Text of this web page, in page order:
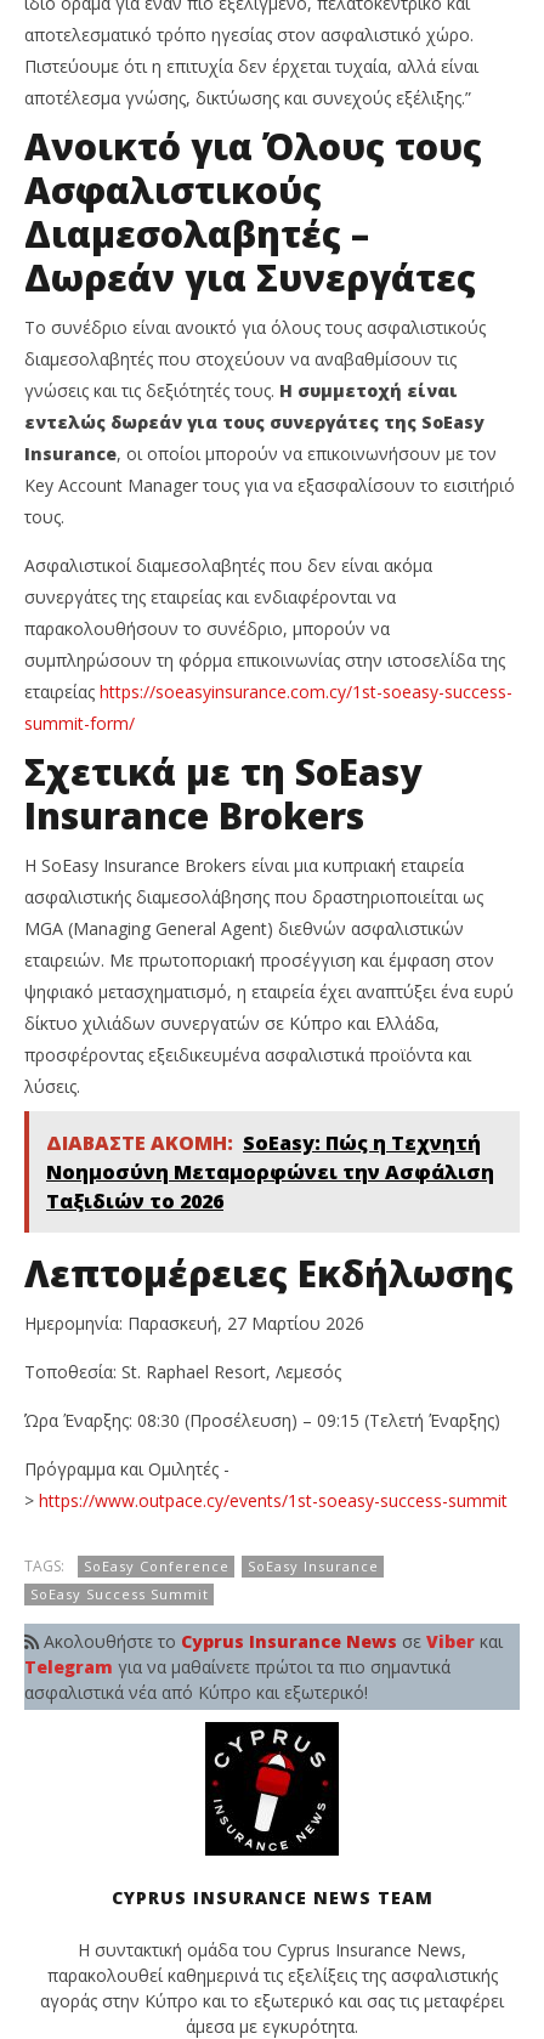
αποτελεσματικό τρόπο ηγεσίας στον ασφαλιστικό χώρο.
Πιστεύουμε ότι η επιτυχία δεν έρχεται τυχαία, αλλά είναι
αποτέλεσμα γνώσης, δικτύωσης και συνεχούς εξέλιξης.”
Ανοικτό για Όλους τους
Ασφαλιστικούς
Διαμεσολαβητές –
Δωρεάν για Συνεργάτες
Το συνέδριο είναι ανοικτό για όλους τους ασφαλιστικούς
διαμεσολαβητές που στοχεύουν να αναβαθμίσουν τις
γνώσεις και τις δεξιότητές τους. Η συμμετοχή είναι
εντελώς δωρεάν για τους συνεργάτες της SoEasy
Insurance, οι οποίοι μπορούν να επικοινωνήσουν με τον
Key Account Manager τους για να εξασφαλίσουν το εισιτήριό
τους.
Ασφαλιστικοί διαμεσολαβητές που δεν είναι ακόμα
συνεργάτες της εταιρείας και ενδιαφέρονται να
παρακολουθήσουν το συνέδριο, μπορούν να
συμπληρώσουν τη φόρμα επικοινωνίας στην ιστοσελίδα της
εταιρείας https://soeasyinsurance.com.cy/1st-soeasy-success-
summit-form/
Σχετικά με τη SoEasy
Insurance Brokers
Η SoEasy Insurance Brokers είναι μια κυπριακή εταιρεία
ασφαλιστικής διαμεσολάβησης που δραστηριοποιείται ως
MGA (Managing General Agent) διεθνών ασφαλιστικών
εταιρειών. Με πρωτοποριακή προσέγγιση και έμφαση στον
ψηφιακό μετασχηματισμό, η εταιρεία έχει αναπτύξει ένα ευρύ
δίκτυο χιλιάδων συνεργατών σε Κύπρο και Ελλάδα,
προσφέροντας εξειδικευμένα ασφαλιστικά προϊόντα και
λύσεις.
ΔΙΑΒΑΣΤΕ ΑΚΟΜΗ: SoEasy: Πώς η Τεχνητή
Νοημοσύνη Μεταμορφώνει την Ασφάλιση
Ταξιδιών το 2026
Λεπτομέρειες Εκδήλωσης
Ημερομηνία: Παρασκευή, 27 Μαρτίου 2026
Τοποθεσία: St. Raphael Resort, Λεμεσός
Ώρα Έναρξης: 08:30 (Προσέλευση) – 09:15 (Τελετή Έναρξης)
Πρόγραμμα και Ομιλητές -
> https://www.outpace.cy/events/1st-soeasy-success-summit
TAGS: SoEasy Conference
SoEasy Insurance
SoEasy Success Summit
Ακολουθήστε το Cyprus Insurance News σε Viber και
Telegram για να μαθαίνετε πρώτοι τα πιο σημαντικά
ασφαλιστικά νέα από Κύπρο και εξωτερικό!
CYPRUS INSURANCE NEWS TEAM
Η συντακτική ομάδα του Cyprus Insurance News,
παρακολουθεί καθημερινά τις εξελίξεις της ασφαλιστικής
αγοράς στην Κύπρο και το εξωτερικό και σας τις μεταφέρει
άμεσα με εγκυρότητα.